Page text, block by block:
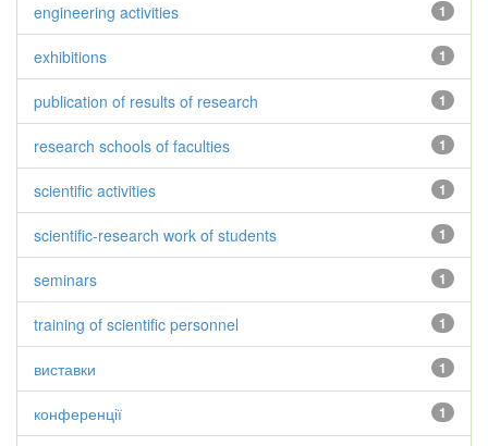
1
engineering activities
1
exhibitions
1
publication of results of research
1
research schools of faculties
1
scientific activities
1
scientific-research work of students
1
seminars
1
training of scientific personnel
1
виставки
1
конференції